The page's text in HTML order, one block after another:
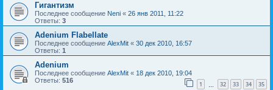
Гигантизм
Последнее сообщение Neni « 26 янв 2011, 11:22
Ответы: 3
Adenium Flabellate
Последнее сообщение AlexMit « 30 дек 2010, 16:57
Ответы: 1
Adenium
Последнее сообщение AlexMit « 18 дек 2010, 19:04
Ответы: 516 1 32 33 34 35